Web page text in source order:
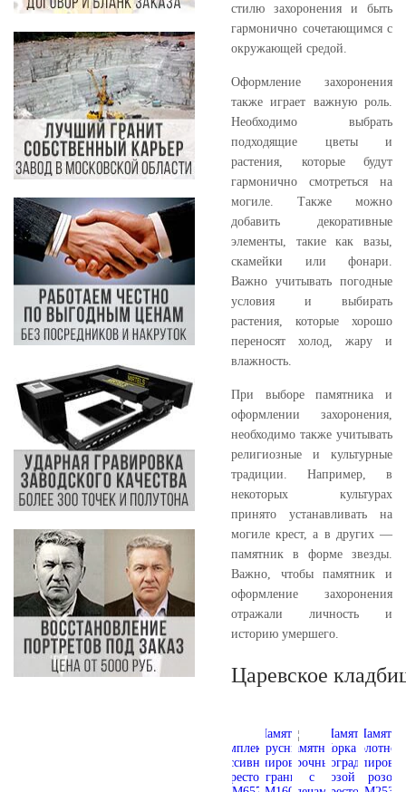
стилю захоронения и быть
гармонично сочетающимся с
окружающей средой.
Оформление захоронения
также играет важную роль.
Необходимо выбрать
подходящие цветы и
растения, которые будут
гармонично смотреться на
могиле. Также можно
добавить декоративные
элементы, такие как вазы,
скамейки или фонари.
Важно учитывать погодные
условия и выбирать
растения, которые хорошо
переносят холод, жару и
влажность.
При выборе памятника и
оформлении захоронения,
необходимо также учитывать
религиозные и культурные
традиции. Например, в
некоторых культурах
принято устанавливать на
могиле крест, а в других —
памятник в форме звезды.
Важно, чтобы памятник и
оформление захоронения
отражали личность и
историю умершего.
Царевское